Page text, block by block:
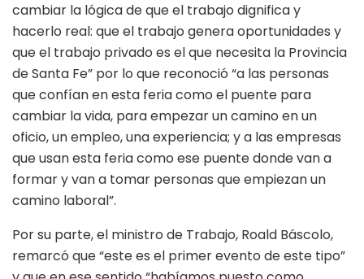
cambiar la lógica de que el trabajo dignifica y
hacerlo real: que el trabajo genera oportunidades y
que el trabajo privado es el que necesita la Provincia
de Santa Fe” por lo que reconoció “a las personas
que confían en esta feria como el puente para
cambiar la vida, para empezar un camino en un
oficio, un empleo, una experiencia; y a las empresas
que usan esta feria como ese puente donde van a
formar y van a tomar personas que empiezan un
camino laboral”.
Por su parte, el ministro de Trabajo, Roald Báscolo,
remarcó que “este es el primer evento de este tipo”